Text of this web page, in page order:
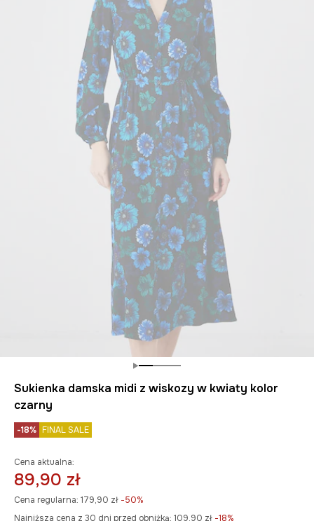
Sukienka damska midi z wiskozy w kwiaty kolor
czarny
-18% FINAL SALE
Cena aktualna:
89,90 zł
Cena regularna: 179,90 zł -50%
Najniższa cena z 30 dni przed obniżką: 109,90 zł -18%